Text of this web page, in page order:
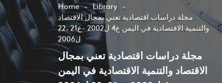
Home
Library
مجلة دراسات اقتصادية تعني بمجال الاقتصاد
والتنمية الاقتصادية في اليمن ع4 ل2002 -ع21 ،22
ل2006
مجلة دراسات اقتصادية تعني بمجال
الاقتصاد والتنمية الاقتصادية في اليمن